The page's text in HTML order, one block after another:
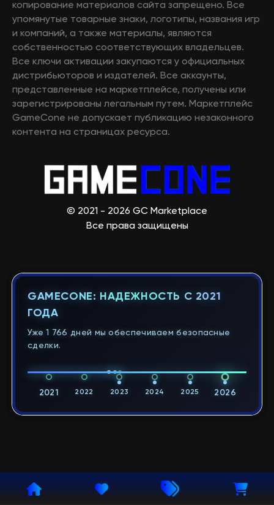
копирование материалов сайта запрещено. Все
упомянутые товарные знаки, логотипы, названия игр
и компаний, а также материалы, являются
собственностью соответствующих владельцев.
Все ключи активации закупаются у официальных
дистрибьюторов и издателей. Все аккаунты,
представленные на маркетплейсе, получены или
зарегистрированы легальным путем. Маркетплейс
GameCone не допускает публикацию незаконного
контента на страницах ресурса.
© 2021 - 2026 GC Marketplace
Все права защищены
GAMECONE: НАДЕЖНОСТЬ С 2021
ГОДА
Уже 1 766 дней мы обеспечиваем безопасные
сделки.
2021 2022 2023 2024 2025 2026